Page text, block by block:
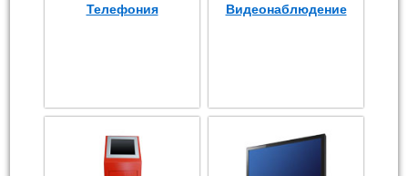
Телефония Видеонаблюдение